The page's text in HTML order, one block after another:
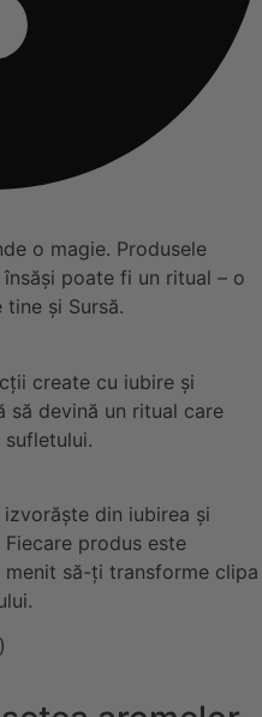
o magie. Produsele
poate fi un ritual – o
și Sursă.
create cu iubire și
să devină un ritual care
din iubirea și
produs este
să-ți transforme clipa